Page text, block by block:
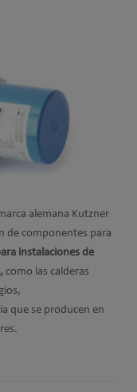
alemana Kutzner
de componentes para
instalaciones de
como las calderas
que se producen en